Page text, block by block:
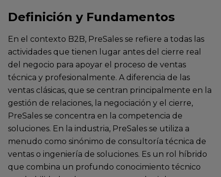
Definición y Fundamentos
En el contexto B2B, PreSales se refiere a todas las
actividades que tienen lugar antes del cierre real
del negocio para apoyar el proceso de ventas
técnica y profesionalmente. A diferencia de las
ventas clásicas, que se centran principalmente en la
gestión de relaciones, la negociación y el cierre,
PreSales se concentra en la competencia de
soluciones. En la industria, PreSales se utiliza a
menudo como sinónimo de consultoría técnica de
ventas o ingeniería de soluciones. Es un rol híbrido
que combina un profundo conocimiento técnico